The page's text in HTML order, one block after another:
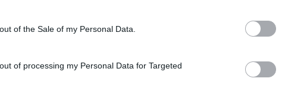
of the Sale of my Personal Data.
of processing my Personal Data for Targeted